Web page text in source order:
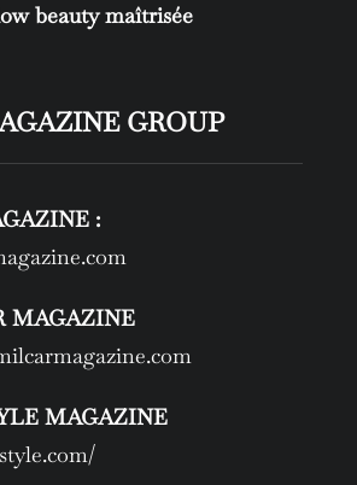
beauty maîtrisée
GROUP
:
MAGAZINE
MAGAZINE